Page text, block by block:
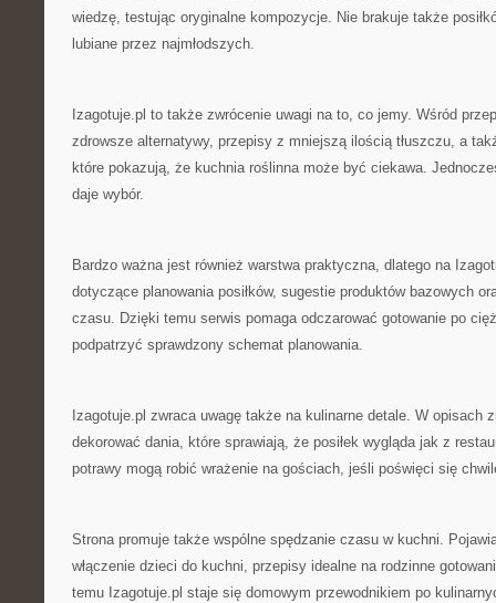
wiedzę, testując oryginalne kompozycje. Nie brakuje także
lubiane przez najmłodszych.
Izagotuje.pl to także zwrócenie uwagi na to, co jemy. Wśród
zdrowsze alternatywy, przepisy z mniejszą ilością tłuszczu, a
które pokazują, że kuchnia roślinna może być ciekawa.
daje wybór.
Bardzo ważna jest również warstwa praktyczna, dlatego na
dotyczące planowania posiłków, sugestie produktów bazowych
czasu. Dzięki temu serwis pomaga odczarować gotowanie po
podpatrzyć sprawdzony schemat planowania.
Izagotuje.pl zwraca uwagę także na kulinarne detale. W opisach
dekorować dania, które sprawiają, że posiłek wygląda jak z
potrawy mogą robić wrażenie na gościach, jeśli poświęci się
Strona promuje także wspólne spędzanie czasu w kuchni.
włączenie dzieci do kuchni, przepisy idealne na rodzinne
temu Izagotuje.pl staje się domowym przewodnikiem po